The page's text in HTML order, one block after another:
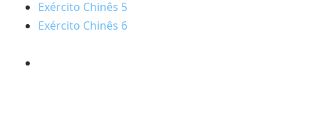
Exército Chinês 5
Exército Chinês 6